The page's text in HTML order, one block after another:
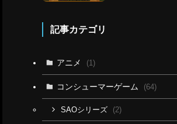
記事カテゴリ
アニメ (1)
コンシューマーゲーム (64)
SAOシリーズ (2)